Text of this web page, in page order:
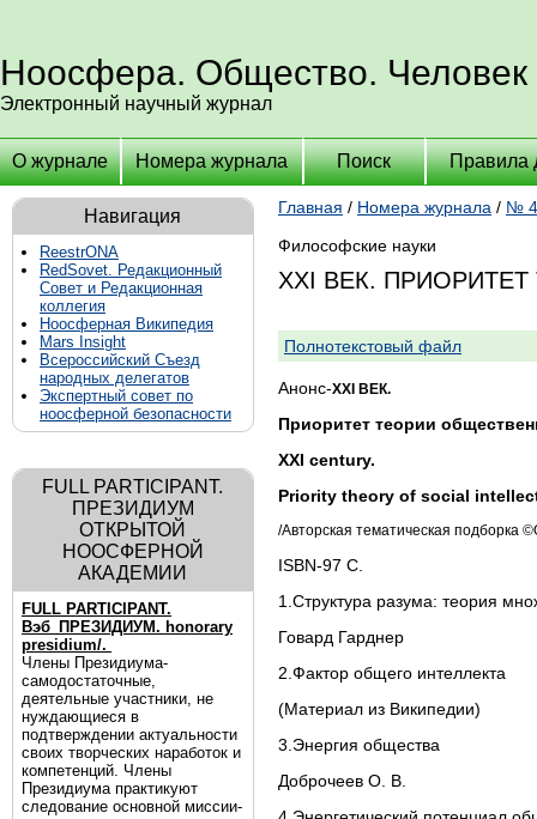
Ноосфера. Общество. Человек
Электронный научный журнал
О журнале Номера журнала Поиск Правила
Навигация
ReestrONA
RedSovet. Редакционный
Совет и Редакционная
коллегия
Ноосферная Википедия
Mars Insight
Всероссийский Съезд
народных делегатов
Экспертный совет по
ноосферной безопасности
FULL PARTICIPANT.
ПРЕЗИДИУМ
ОТКРЫТОЙ
НООСФЕРНОЙ
АКАДЕМИИ
FULL PARTICIPANT.
Вэб_ПРЕЗИДИУМ. honorary
presidium/.
Члены Президиума-
самодостаточные,
деятельные участники, не
нуждающиеся в
подтверждении актуальности
своих творческих наработок и
компетенций. Члены
Президиума практикуют
следование основной миссии-
Главная / Номера журнала / №
Философские науки
XXI ВЕК.
Полнотекстовый файл
Анонс-XXI ВЕК.
Приоритет теории
XXI century.
Priority theory of social
/Авторская тематическая подборка
ISBN-97 С.
1.Структура разума: теория
Говард Гарднер
2.Фактор общего интеллекта
(Материал из Википедии)
3.Энергия общества
Доброчеев О. В.